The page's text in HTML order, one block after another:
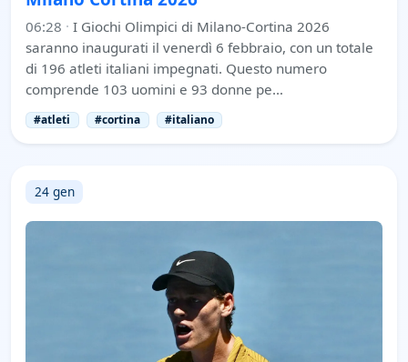
06:28 · I Giochi Olimpici di Milano-Cortina 2026
saranno inaugurati il venerdì 6 febbraio, con un totale
di 196 atleti italiani impegnati. Questo numero
comprende 103 uomini e 93 donne pe…
#atleti #cortina #italiano
24 gen